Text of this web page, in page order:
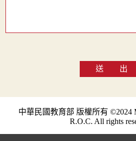
送 出
中華民國教育部 版權所有 ©2024
R.O.C. All rights